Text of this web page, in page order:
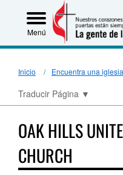
Menú
Inicio Encuentra una iglesia
Traducir Página ▼
OAK HILLS
CHURCH